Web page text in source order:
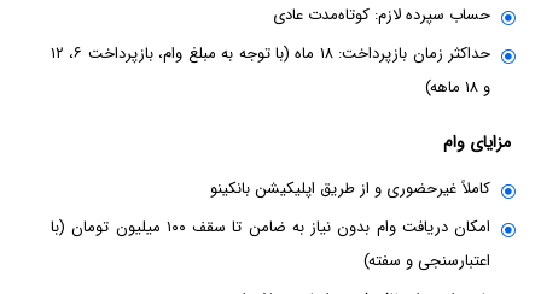
حساب سپرده لازم: کوتاه‌مدت عادی
حداکثر زمان بازپرداخت: ۱۸ ماه (با توجه به مبلغ وام، بازپرداخت ۶، ۱۲
و ۱۸ ماهه)
مزایای وام
کاملاً غیرحضوری و از طریق اپلیکیشن بانکینو
امکان دریافت وام بدون نیاز به ضامن تا سقف ۱۰۰ میلیون تومان (با
اعتبارسنجی و سفته)